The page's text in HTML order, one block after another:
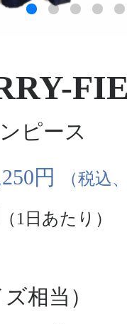
ピース
円
（税込
（1日あたり）
相当）